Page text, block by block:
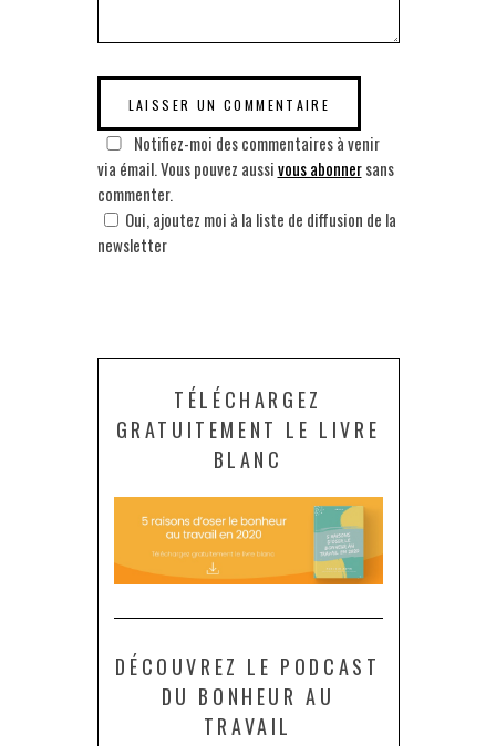
Notifiez-moi des commentaires à venir
via émail. Vous pouvez aussivous abonnersans
commenter.
Oui, ajoutez moi à la liste de diffusion de la
newsletter
TÉLÉCHARGEZ
GRATUITEMENT LE LIVRE
BLANC
DÉCOUVREZ LE PODCAST
DU BONHEUR AU
TRAVAIL